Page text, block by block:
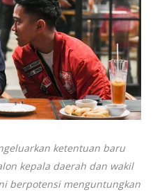
ketentuan baru
kepala daerah dan wakil
berpotensi menguntungkan